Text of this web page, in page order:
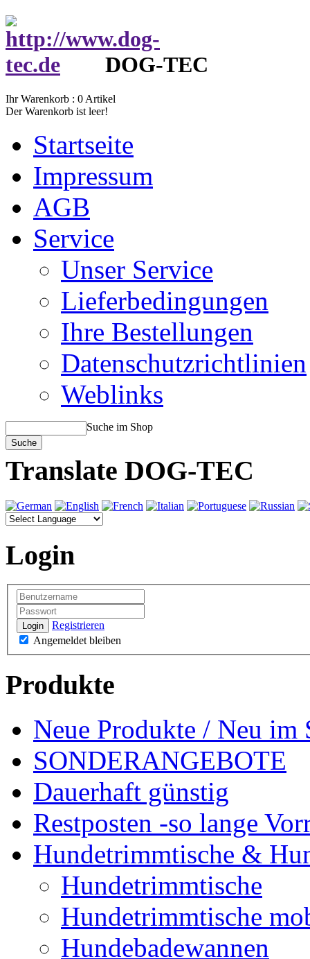
DOG-TEC
Ihr Warenkorb : 0 Artikel
Der Warenkorb ist leer!
Startseite
Impressum
AGB
Service
Unser Service
Lieferbedingungen
Ihre Bestellungen
Datenschutzrichtlinien
Weblinks
Suche im Shop
Translate DOG-TEC
Login
Login
Registrieren
Angemeldet bleiben
Produkte
Neue Produkte / Neu im
SONDERANGEBOTE
Dauerhaft günstig
Restposten -so lange
Hundetrimmtische &
Hundetrimmtische
Hundetrimmtische
Hundebadewannen